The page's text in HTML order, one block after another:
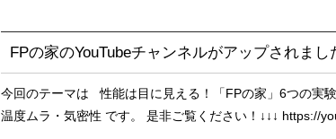
FPの家のYouTubeチャンネルがアップされまし
今回のテーマは 性能は目に見える！「FPの家」6つの実
温度ムラ・気密性 です。 是非ご覧ください！↓↓↓ https://